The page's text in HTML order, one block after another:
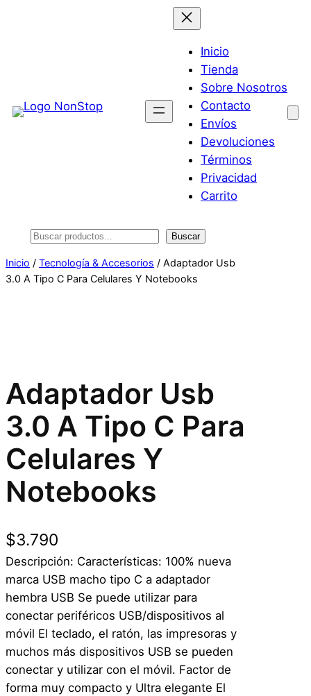
Inicio
Tienda
Sobre Nosotros
Contacto
Envíos
Devoluciones
Términos
Privacidad
Carrito
Buscar Buscar
Inicio / Tecnología & Accesorios / Adaptador Usb
3.0 A Tipo C Para Celulares Y Notebooks
Adaptador Usb
3.0 A Tipo C Para
Celulares Y
Notebooks
$3.790
Descripción: Características: 100% nueva
marca USB macho tipo C a adaptador
hembra USB Se puede utilizar para
conectar periféricos USB/dispositivos al
móvil El teclado, el ratón, las impresoras y
muchos más dispositivos USB se pueden
conectar y utilizar con el móvil. Factor de
forma muy compacto y Ultra elegante El